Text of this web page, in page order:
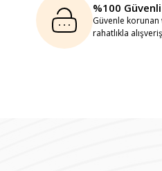
%100
Güvenle
rahatlıkla